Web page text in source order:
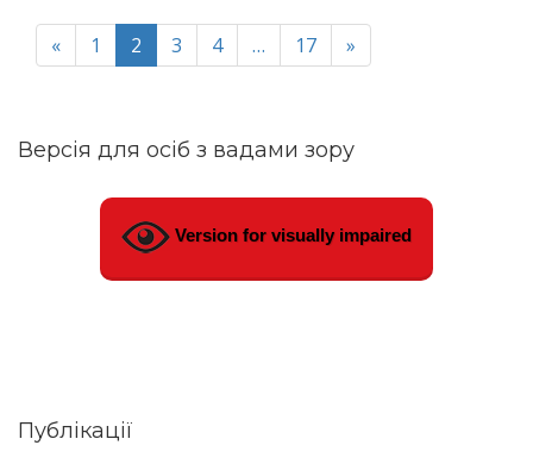
« 1 2 3 4 … 17 »
Версія для осіб з вадами зору
Version for visually impaired
Публікації